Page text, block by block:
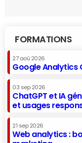
FORMATIONS
27 aoû 2026
Google Analytics
03 sep 2026
ChatGPT et IA
et usages
21 sep 2026
Web analytics :